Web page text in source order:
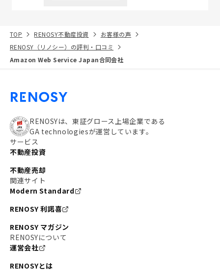
TOP RENOSY不動産投資
お客様の声
RENOSY（リノシー）の評判・口コミ
Amazon Web Service Japan合同会社
RENOSYは、東証グロース上場企業である
GA technologiesが運営しています。
サービス
不動産投資
不動産売却
関連サイト
Modern Standard
RENOSY 利諾喜
RENOSY マガジン
RENOSYについて
運営会社
RENOSYとは